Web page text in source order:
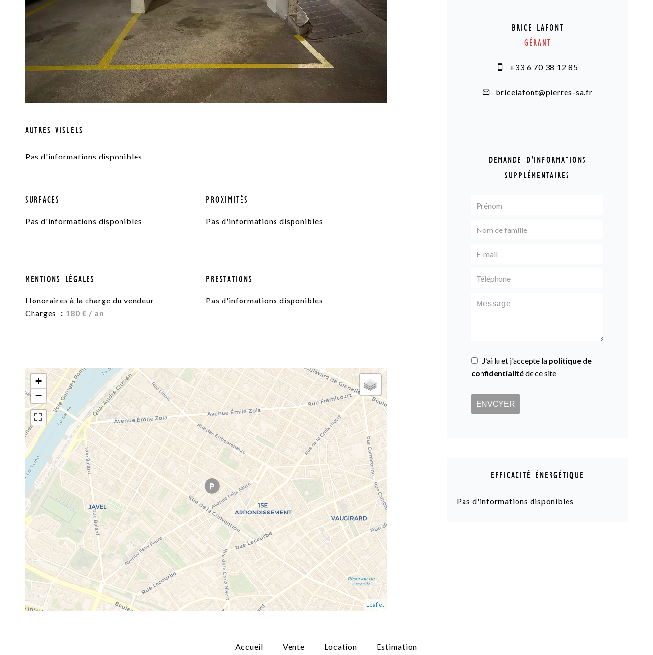
AUTRES VISUELS
Pas d'informations disponibles
SURFACES
Pas d'informations disponibles
PROXIMITÉS
Pas d'informations disponibles
MENTIONS LÉGALES
Honoraires à la charge du vendeur
Charges
180 € / an
PRESTATIONS
Pas d'informations disponibles
+
−
Leaflet
BRICE LAFONT
GÉRANT
+33 6 70 38 12 85
bricelafont@pierres-sa.fr
DEMANDE D'INFORMATIONS
SUPPLÉMENTAIRES
J’ai lu et j'accepte la politique de
confidentialitéde ce site
ENVOYER
EFFICACITÉ ÉNERGÉTIQUE
Pas d'informations disponibles
Accueil Vente Location Estimation